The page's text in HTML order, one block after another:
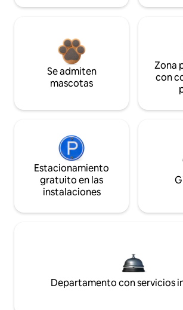
Se admiten
mascotas
Zona
con
Estacionamiento
gratuito en las
instalaciones
Departamento con servicios